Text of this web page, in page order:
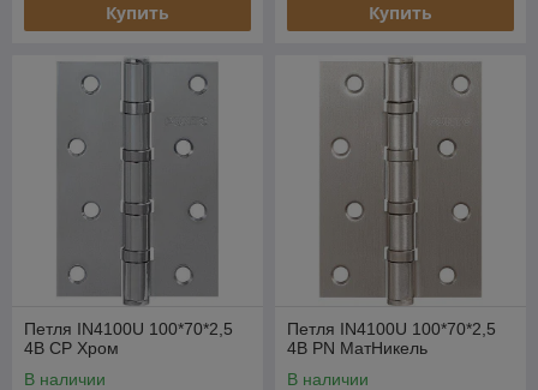
Купить Купить
Петля IN4100U 100*70*2,5
4B CP Хром
В наличии
Петля IN4100U 100*70*2,5
4B PN МатНикель
В наличии